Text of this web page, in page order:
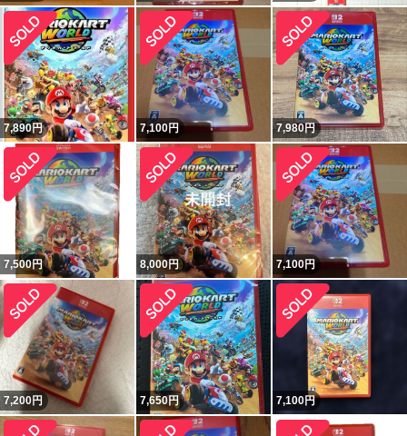
7,890円 7,100円 7,980円
7,500円 8,000円 7,100円
7,200円 7,650円 7,100円